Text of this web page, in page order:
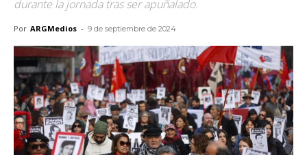
durante la jornada tras ser apuñalado.
Por ARGMedios - 9 de septiembre de 2024